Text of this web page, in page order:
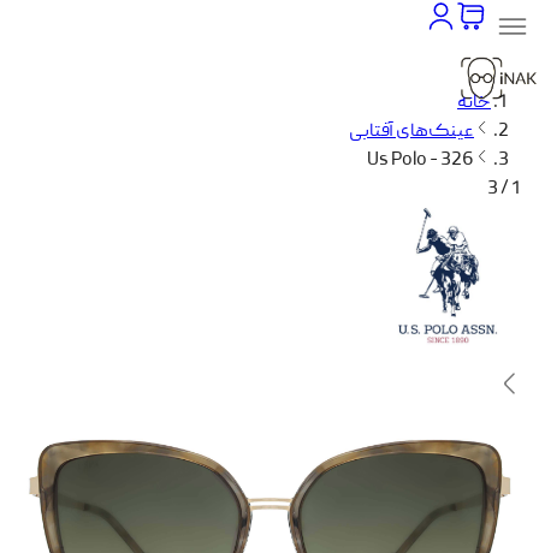
خانه
عینک‌های آفتابی
Us Polo - 326
1 / 3